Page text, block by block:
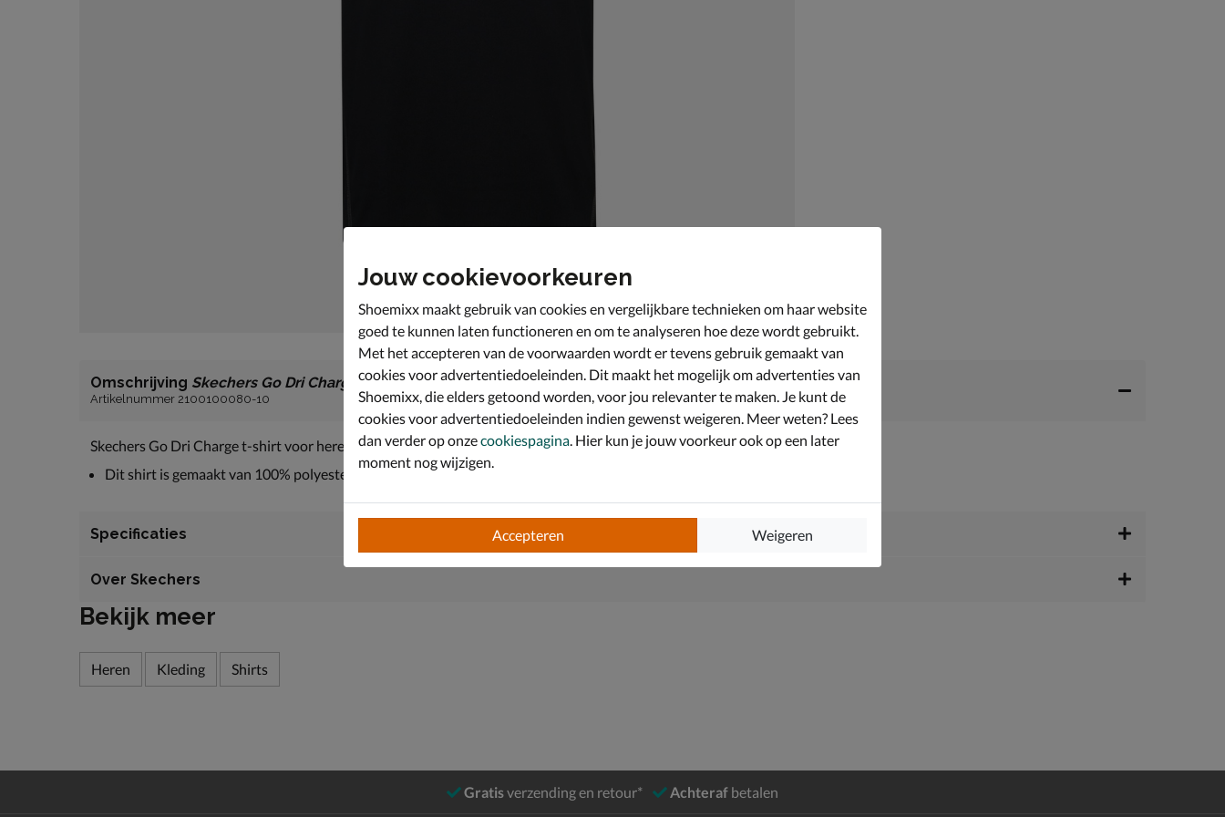
Omschrijving Skechers Go Dri Charge
Artikelnummer 2100100080-10
Skechers Go Dri Charge t-shirt voor heren
Dit shirt is gemaakt van 100% polyester.
Specificaties
Over Skechers
Bekijk meer
Heren Kleding Shirts
Gratisverzending en retour* Achteraf betalen
Jouw cookievoorkeuren
Shoemixx maakt gebruik van cookies en vergelijkbare technieken om haar website
goed te kunnen laten functioneren en om te analyseren hoe deze wordt gebruikt.
Met het accepteren van de voorwaarden wordt er tevens gebruik gemaakt van
cookies voor advertentiedoeleinden. Dit maakt het mogelijk om advertenties van
Shoemixx, die elders getoond worden, voor jou relevanter te maken. Je kunt de
cookies voor advertentiedoeleinden indien gewenst weigeren. Meer weten? Lees
dan verder op onzecookiespagina . Hier kun je jouw voorkeur ook op een later
moment nog wijzigen.
Accepteren Weigeren